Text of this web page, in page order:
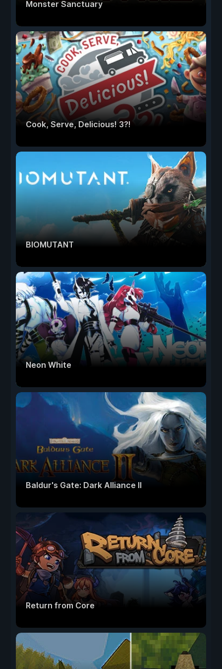
Monster Sanctuary
Cook, Serve, Delicious! 3?!
BIOMUTANT
Neon White
Baldur's Gate: Dark Alliance II
Return from Core